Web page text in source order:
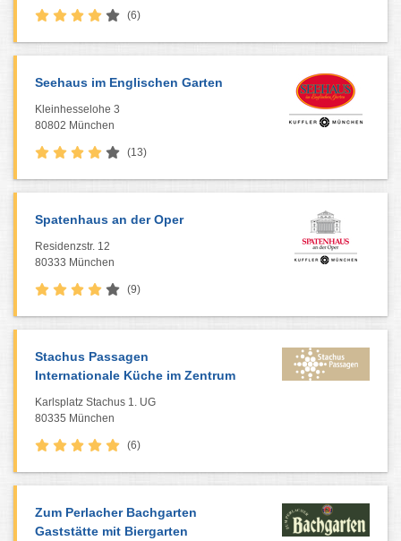
(6)
Seehaus im Englischen Garten
Kleinhesselohe 3
80802 München
(13)
Spatenhaus an der Oper
Residenzstr. 12
80333 München
(9)
Stachus Passagen
Internationale Küche im Zentrum
Karlsplatz Stachus 1. UG
80335 München
(6)
Zum Perlacher Bachgarten
Gaststätte mit Biergarten